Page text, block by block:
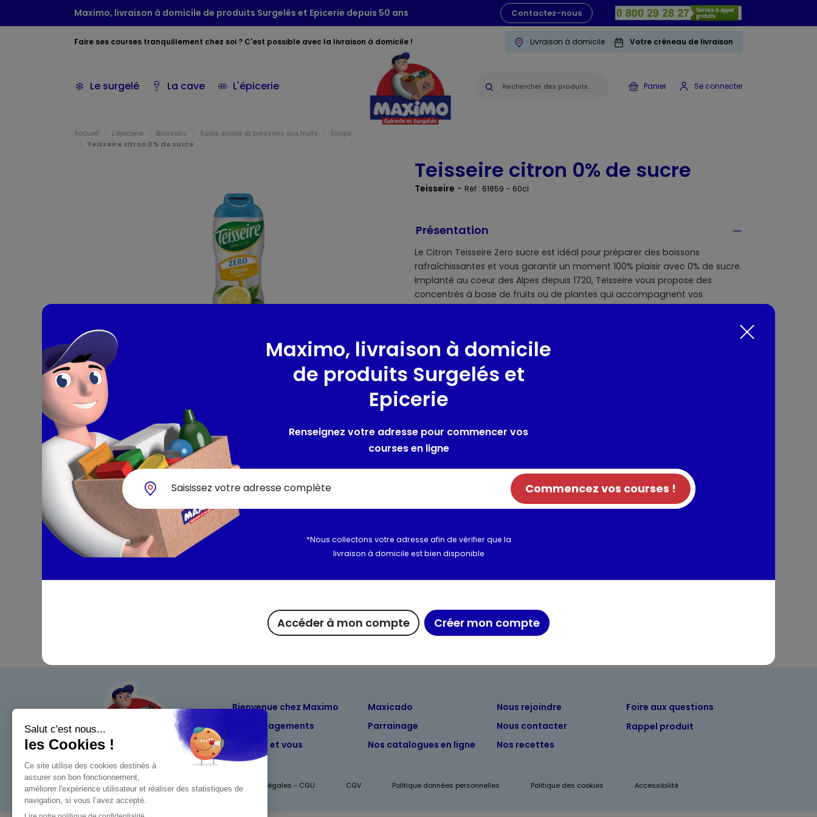
Maximo, livraison à domicile de produits Surgelés et Epicerie depuis 50 ans Contactez-nous
Faire ses courses tranquillement chez soi ? C'est possible avec la livraison à domicile ! Livraison à domicile Votre créneau de livraison
Le surgelé La cave L'épicerie Panier Se connecter
Accueil L'épicerie Boissons Soda, sirops et boissons aux fruits
Sirops
Teisseire citron 0% de sucre
Teisseire citron 0% de sucre
Teisseire - Réf : 61859 - 60cl
Présentation
Le Citron Teisseire Zero sucre est idéal pour préparer des boissons
rafraîchissantes et vous garantir un moment 100% plaisir avec 0% de sucre.
Implanté au coeur des Alpes depuis 1720, Teisseire vous propose des
concentrés à base de fruits ou de plantes qui accompagnent vos
moments de partage, le tout sans sucre. De l'emblématique Grenadine
calorie
Contient des quantités négligeables de matières grasses, d'acides gras
saturés et de protéines
Composition / Ingrédients / Allergènes
Eau, jus de citron à base de concentré 10%, agent de charge : polydextrose,
autres arômes naturels, épaississant : gomme xanthane, édulcorants :
sucralose, acésulfame de potassium, conservateur : sorbate de potassium.
Valeurs nutritionnelles
Bienvenue chez Maximo
Nos engagements
Maximo et vous
Maxicado
Parrainage
Nos catalogues en ligne
Nous rejoindre
Nous contacter
Nos recettes
Foire aux questions
Rappel produit
Mentions légales - CGU CGV Politique données personnelles Politique des cookies Accessibilité
Maximo, livraison à domicile
de produits Surgelés et
Epicerie
Renseignez votre adresse pour commencer vos
courses en ligne
Commencez vos courses !
*Nous collectons votre adresse afin de vérifier que la
livraison à domicile est bien disponible
Accéder à mon compte Créer mon compte